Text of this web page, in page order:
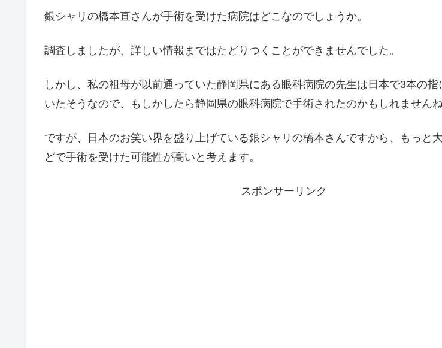
銀シャリの橋本直さんが手術を受けた病院はどこなのでしょうか。
調査しましたが、詳しい情報まではたどりつくことができませんでした。
しかし、私の祖母が以前通っていた静岡県にある眼科病院の先生は日本で3本の指
いたそうなので、もしかしたら静岡県の眼科病院で手術されたのかもしれませんね
ですが、日本のお笑い界を盛り上げている銀シャリの橋本さんですから、もっと
どで手術を受けた可能性が高いと考えます。
スポンサーリンク